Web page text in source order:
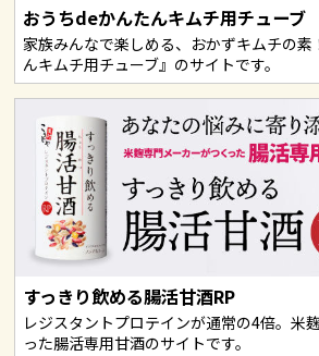
おうちdeかんたんキムチ用チューブ
家族みんなで楽しめる、おかずキムチの
んキムチ用チューブ』のサイトです。
すっきり飲める腸活甘酒RP
レジスタントプロテインが通常の4倍。米
った腸活専用甘酒のサイトです。